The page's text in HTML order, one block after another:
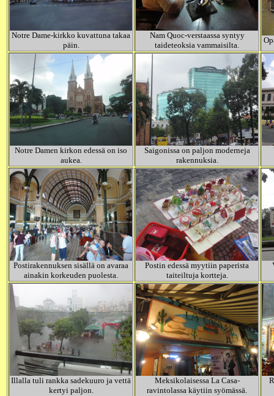
Notre Dame-kirkko kuvattuna takaa
päin.
Nam Quoc-verstaassa syntyy
taideteoksia vammaisilta.
Notre Damen kirkon edessä on iso
aukea.
Saigonissa on paljon moderneja
rakennuksia.
Postirakennuksen sisällä on avaraa
ainakin korkeuden puolesta.
Postin edessä myytiin paperista
taiteiltuja kortteja.
Illalla tuli rankka sadekuuro ja vettä
kertyi paljon.
Meksikolaisessa La Casa-
ravintolassa käytiin syömässä.